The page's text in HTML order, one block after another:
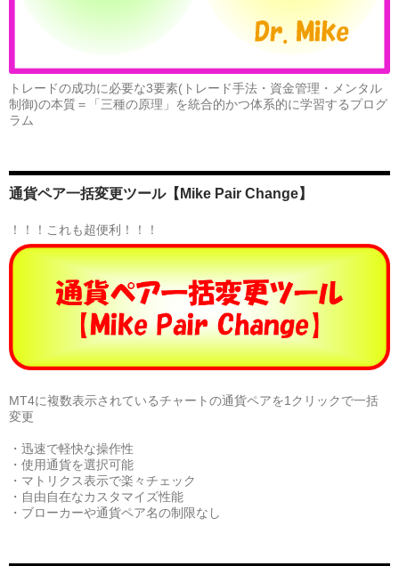
トレードの成功に必要な3要素(トレード手法・資金管理・メンタル
制御)の本質＝「三種の原理」を統合的かつ体系的に学習するプログ
ラム
通貨ペア一括変更ツール【Mike Pair Change】
！！！これも超便利！！！
MT4に複数表示されているチャートの通貨ペアを1クリックで一括
変更
・迅速で軽快な操作性
・使用通貨を選択可能
・マトリクス表示で楽々チェック
・自由自在なカスタマイズ性能
・ブローカーや通貨ペア名の制限なし